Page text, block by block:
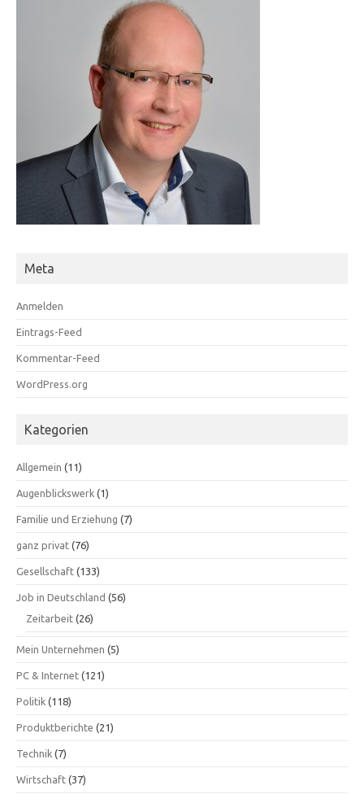
Meta
Anmelden
Eintrags-Feed
Kommentar-Feed
WordPress.org
Kategorien
Allgemein (11)
Augenblickswerk (1)
Familie und Erziehung (7)
ganz privat (76)
Gesellschaft (133)
Job in Deutschland (56)
Zeitarbeit (26)
Mein Unternehmen (5)
PC & Internet (121)
Politik (118)
Produktberichte (21)
Technik (7)
Wirtschaft (37)